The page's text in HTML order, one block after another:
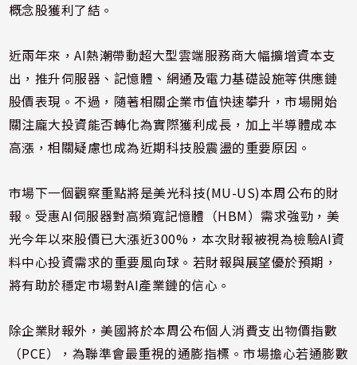
概念股獲利了結。
近兩年來，AI熱潮帶動超大型雲端服務商大幅擴增資本支
出，推升伺服器、記憶體、網通及電力基礎設施等供應鏈
股價表現。不過，隨著相關企業市值快速攀升，市場開始
關注龐大投資能否轉化為實際獲利成長，加上半導體成本
高漲，相關疑慮也成為近期科技股震盪的重要原因。
市場下一個觀察重點將是美光科技(MU-US)本周公布的財
報。受惠AI伺服器對高頻寬記憶體（HBM）需求強勁，美
光今年以來股價已大漲近300%，本次財報被視為檢驗AI資
料中心投資需求的重要風向球。若財報與展望優於預期，
將有助於穩定市場對AI產業鏈的信心。
除企業財報外，美國將於本周公布個人消費支出物價指數
（PCE），為聯準會最重視的通膨指標。市場擔心若通膨數